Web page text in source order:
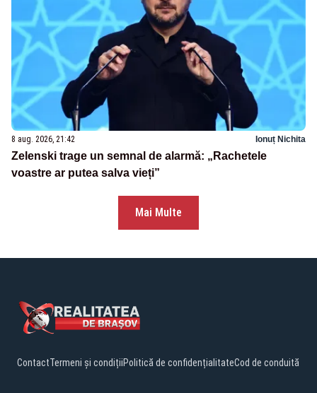
8 aug. 2026, 21:42 Ionuț Nichita
Zelenski trage un semnal de alarmă: „Rachetele
voastre ar putea salva vieți”
Mai Multe
ContactTermeni și condițiiPolitică de confidențialitateCod de conduită